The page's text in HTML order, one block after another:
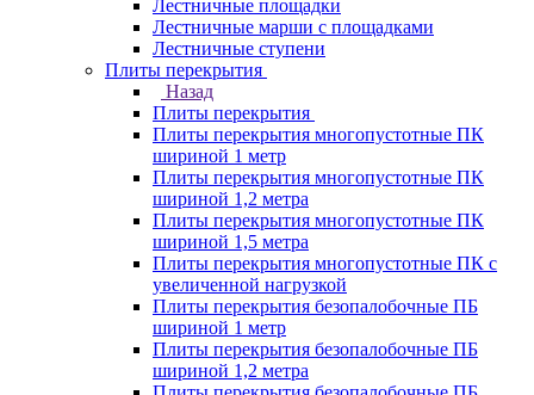
Лестничные площадки
Лестничные марши с площадками
Лестничные ступени
Плиты перекрытия
Назад
Плиты перекрытия
Плиты перекрытия многопустотные ПК
шириной 1 метр
Плиты перекрытия многопустотные ПК
шириной 1,2 метра
Плиты перекрытия многопустотные ПК
шириной 1,5 метра
Плиты перекрытия многопустотные ПК с
увеличенной нагрузкой
Плиты перекрытия безопалобочные ПБ
шириной 1 метр
Плиты перекрытия безопалобочные ПБ
шириной 1,2 метра